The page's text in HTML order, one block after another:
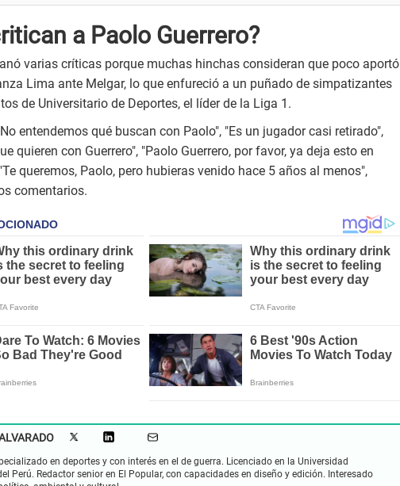
a Paolo Guerrero?
varias críticas porque muchas hinchas consideran que poco aportó
Lima ante Melgar, lo que enfureció a un puñado de simpatizantes
de Universitario de Deportes, el líder de la Liga 1.
entendemos qué buscan con Paolo", "Es un jugador casi retirado",
quieren con Guerrero", "Paolo Guerrero, por favor, ya deja esto en
queremos, Paolo, pero hubieras venido hace 5 años al menos",
comentarios.
en deportes y con interés en el de guerra. Licenciado en la Universidad
Perú. Redactor senior en El Popular, con capacidades en diseño y edición. Interesado